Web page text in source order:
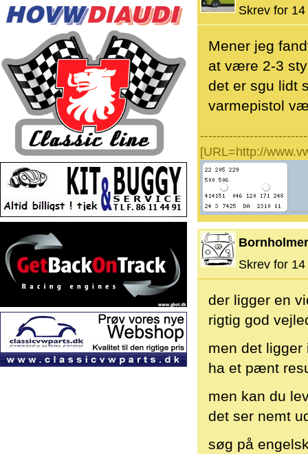
Skrev for
Mener jeg
at være 2-3
det er sgu lidt
varmepistol
[URL=http://
Bornholmer
Skrev for
der ligger en
rigtig god
men det
ha et pænt
men kan du
det ser nemt
søg på